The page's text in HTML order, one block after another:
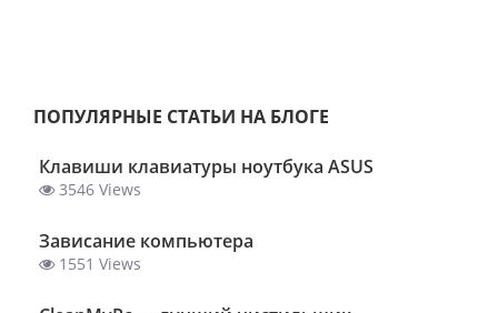
ПОПУЛЯРНЫЕ СТАТЬИ НА БЛОГЕ
Клавиши клавиатуры ноутбука ASUS
3546 Views
Зависание компьютера
1551 Views